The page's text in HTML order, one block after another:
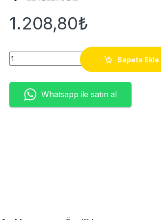
1.208,80₺
KONİCA MİNOLTA KM1600W Kırmızı Muadil
Sepete Ekle
Whatsapp ile satın al